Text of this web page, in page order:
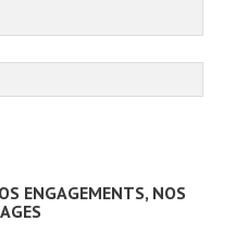
ENGAGEMENTS, NOS